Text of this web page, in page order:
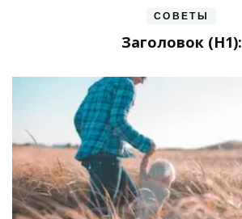
СОВЕТЫ
Заголовок (H1):